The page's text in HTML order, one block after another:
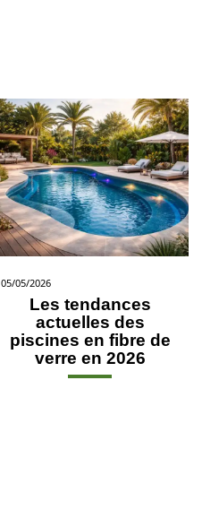
05/05/2026
Les tendances
actuelles des
piscines en fibre de
verre en 2026